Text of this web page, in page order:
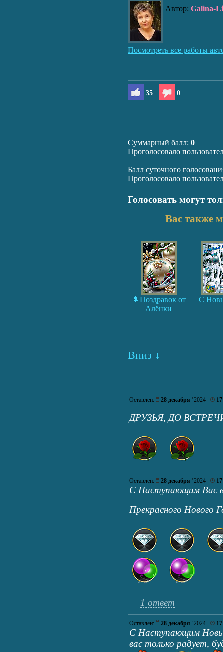
Автор: Galina-
Посмотреть все работы
35 0
Суммарный балл: 0
Проголосовало
Балл суточного
Проголосовало
Голосовать могут
Вас также
🌲Поздравок от
Алёнки
С
Вниз ↓
Оставлен: 28 декабря ’2024
ДРУЗЬЯ, ДО
Оставлен: 28 декабря ’2024
С Наступающим Вас
Прекрасного
1 ответ
Оставлен: 28 декабря ’2024
С Наступающим
вас только радует,